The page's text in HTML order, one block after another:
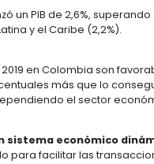
INVERTIR
la economía
(6,9%),